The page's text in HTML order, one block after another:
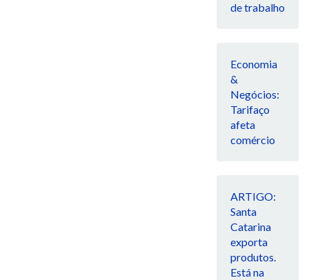
de trabalho
Economia
&
Negócios:
Tarifaço
afeta
comércio
ARTIGO:
Santa
Catarina
exporta
produtos.
Está na